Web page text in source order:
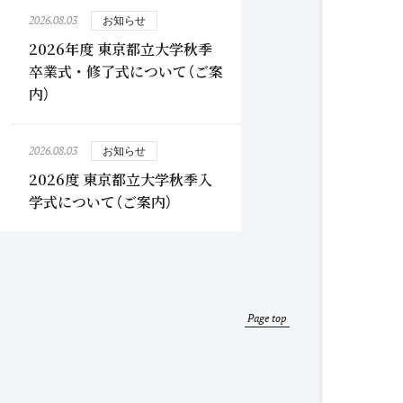
2026.08.03 お知らせ
2026年度 東京都立大学秋季
卒業式・修了式について（ご案
内）
2026.08.03 お知らせ
2026度 東京都立大学秋季入
学式について（ご案内）
Page top